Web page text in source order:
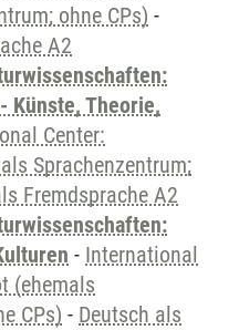
ohne CPs) -
A2
Künste, Theorie,
Center:
Sprachenzentrum;
Fremdsprache A2
- International
(ehemals
CPs) - Deutsch als